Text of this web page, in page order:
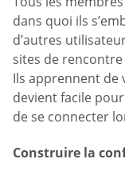
dans quoi ils
d’autres
sites de rencontre
Ils apprennent de
devient facile
de se connecter
Construire la